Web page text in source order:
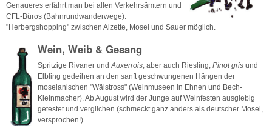
Genaueres erfährt man bei allen Verkehrsämtern und
CFL-Büros (Bahnrundwanderwege).
"Herbergshopping" zwischen Alzette, Mosel und Sauer möglich.
Wein, Weib & Gesang
Spritzige Rivaner und Auxerrois , aber auch Riesling, Pinot gris und
Elbling gedeihen an den sanft geschwungenen Hängen der
moselanischen "Wäistross" (Weinmuseen in Ehnen und Bech-
Kleinmacher). Ab August wird der Junge auf Weinfesten ausgiebig
getestet und verglichen (schmeckt ganz anders als deutscher Mosel,
versprochen!).